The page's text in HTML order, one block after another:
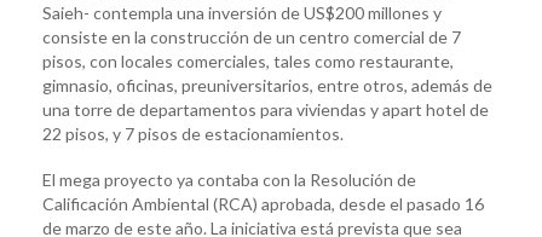
Saieh- contempla una inversión de US$200 millones y
consiste en la construcción de un centro comercial de 7
pisos, con locales comerciales, tales como restaurante,
gimnasio, oficinas, preuniversitarios, entre otros, además de
una torre de departamentos para viviendas y apart hotel de
22 pisos, y 7 pisos de estacionamientos.
El mega proyecto ya contaba con la Resolución de
Calificación Ambiental (RCA) aprobada, desde el pasado 16
de marzo de este año. La iniciativa está prevista que sea